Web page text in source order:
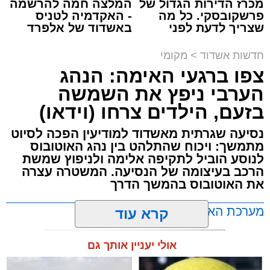
תגים: תאונת עבודה באשדוד
עובדת בת 56 נפצעה היום (שישי) באורח בינוני
לאחר שנפלה מסולם במהלך עבודתה במחסן
באזור דרך הרכבת, מתחם ביג פאשן באשדוד.
כוחות ההצלה הוזעקו למקום בעקבות דיווח על
נפילה מגובה במהלך העבודה. עם הגעתם מצאו
את האישה בהכרה מלאה, כשהיא סובלת מחבלות
במספר אזורים בגופה לאחר שנפלה מגובה של
כ-2 עד 3 מטרים.
רפאל אוקנין, כונן הצלה דרום, סיפר: “כשהגעתי
למקום הבחנתי בעובדת כשהיא בהכרה מלאה
וסובלת מחבלות מרובות בגופה לאחר שנפלה
במהלך עבודתה. יחד עם צוותי מד”א הענקנו לה
מכרז הדירות הגדול של
פרשקובסקי. כל מה
שצריך לדעת לפני
באשדוד
המלצה חמה להרשמה
- האקדמיה לטניס
באשדוד של אלפרד
חדשות אשדוד > מקומי
צפו ברגעי האימה: הנהג
הערבי ניפץ את השמשה
בזעם, הילדים צרחו (וידאו)
נסיעה שגרתית מאשדוד למודיעין הפכה לסיוט
מתמשך: ויכוח שהתלהט בין נהג האוטובוס
לנוסע הוביל לתקיפה אלימה ולניפוץ שמשת
הרכב בעיצומה של הנסיעה. המשטרה עצרה
את האוטובוס בהמשך הדרך
מערכת האתר / 11:35 07.08.26
קרא עוד
אולי יעניין אותך גם